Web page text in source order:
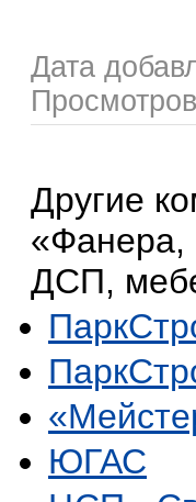
Дата
Другие
ДСП,
ЮГАС